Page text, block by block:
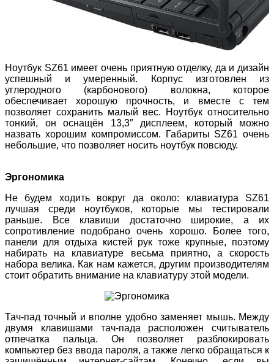
Ноутбук SZ61 имеет очень приятную отделку, да и дизайн
успешный и умеренный. Корпус изготовлен из
углеродного (карбонового) волокна, которое
обеспечивает хорошую прочность, и вместе с тем
позволяет сохранить малый вес. Ноутбук относительно
тонкий, он оснащён 13,3″ дисплеем, который можно
назвать хорошим компромиссом. Габариты SZ61 очень
небольшие, что позволяет носить ноутбук повсюду.
Эргономика
Не будем ходить вокруг да около: клавиатура SZ61
лучшая среди ноутбуков, которые мы тестировали
раньше. Все клавиши достаточно широкие, а их
сопротивление подобрано очень хорошо. Более того,
панели для отдыха кистей рук тоже крупные, поэтому
набирать на клавиатуре весьма приятно, а скорость
набора велика. Как нам кажется, другим производителям
стоит обратить внимание на клавиатуру этой модели.
Тач-пад точный и вполне удобно заменяет мышь. Между
двумя клавишами тач-пада расположен считыватель
отпечатка пальца. Он позволяет разблокировать
компьютер без ввода пароля, а также легко обращаться к